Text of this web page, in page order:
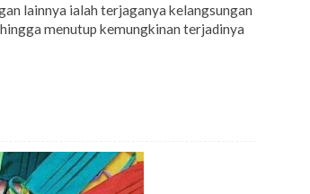
lainnya ialah terjaganya kelangsungan
menutup kemungkinan terjadinya